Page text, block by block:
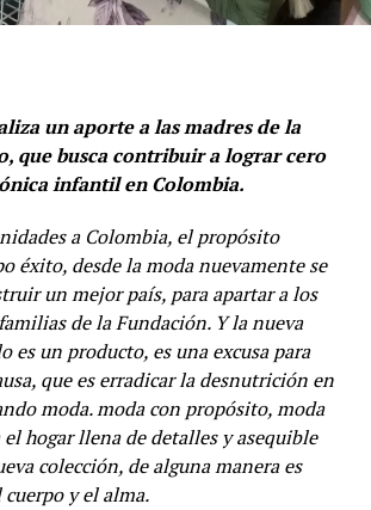
un aporte a las madres de la
que busca contribuir a lograr cero
infantil en Colombia.
a Colombia, el propósito
éxito, desde la moda nuevamente se
un mejor país, para apartar a los
de la Fundación. Y la nueva
es un producto, es una excusa para
que es erradicar la desnutrición en
moda. moda con propósito, moda
hogar llena de detalles y asequible
colección, de alguna manera es
y el alma.